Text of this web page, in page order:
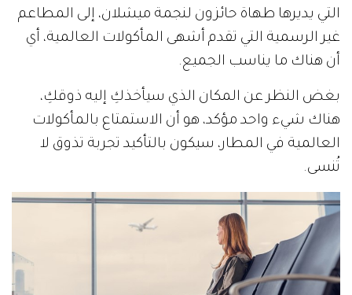
التي يديرها طهاة حائزون لنجمة ميشلان، إلى المطاعم
غير الرسمية التي تقدم أشهى المأكولات العالمية، أي
أن هناك ما يناسب الجميع.
بغض النظر عن المكان الذي سيأخذكِ إليه ذوقكِ،
هناك شيء واحد مؤكد، هو أن الاستمتاع بالمأكولات
العالمية في المطار، سيكون بالتأكيد تجربة تذوق لا
تُنسى.